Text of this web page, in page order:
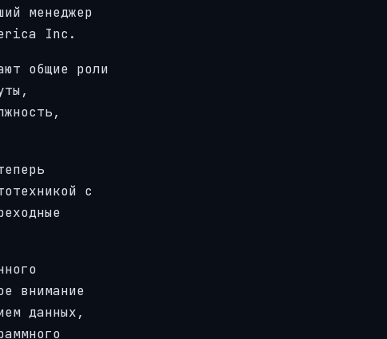
менеджер
Inc.
общие роли
с
внимание
данных,